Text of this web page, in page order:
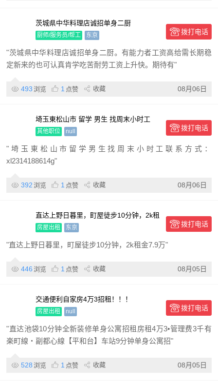
茨城県中华料理店诚招单身二厨
厨师/服务员/帮工 东京 拨打电话
"茨城県中华料理店诚招单身二厨。有能力者工资高给需长期稳
定新来的也可认真肯学吃苦耐劳工资上升快。期待有"
493 浏览 1 点赞 收藏 08月06日
埼玉東松山市 留学 男生 找周末小时工
其他职位 null 拨打电话
"埼玉東松山市留学男生找周末小时工联系方式：
xl2314188614g"
392 浏览 1 点赞 收藏 08月06日
直达上野日暮里，町屋徒步10分钟，2k租
金7.9万
房屋出租 东京 拨打电话
"直达上野日暮里，町屋徒步10分钟，2k租金7.9万"
446 浏览 1 点赞 收藏 08月05日
交通便利自家房4万3招租！！！
房屋出租 null 拨打电话
"直达池袋10分钟全新装修单身公寓招租房租4万3•管理费3千有
楽町線・副都心線【平和台】车站9分钟单身公寓招"
528 浏览 1 点赞 收藏 08月05日